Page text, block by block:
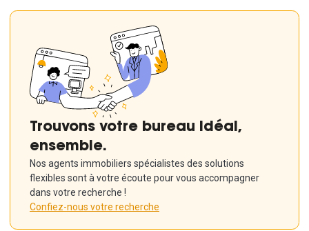
Trouvons votre bureau idéal,
ensemble.
Nos agents immobiliers spécialistes des solutions
flexibles sont à votre écoute pour vous accompagner
dans votre recherche !
Confiez-nous votre recherche